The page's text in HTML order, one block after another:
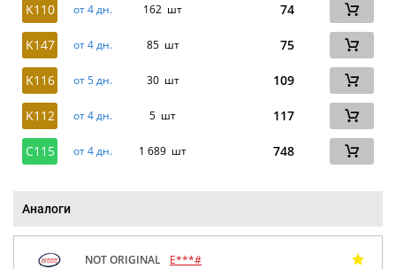
K110 от 4 дн. 162 шт 74
K147 от 4 дн. 85 шт 75
K116 от 5 дн. 30 шт 109
K112 от 4 дн. 5 шт 117
C115 от 4 дн. 1 689 шт 748
Аналоги
NOT ORIGINAL E***#